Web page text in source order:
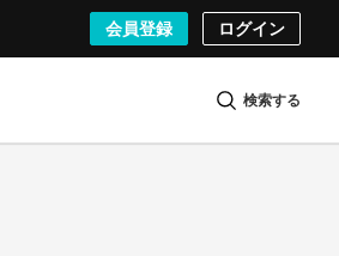
会員登録 ログイン
検索する